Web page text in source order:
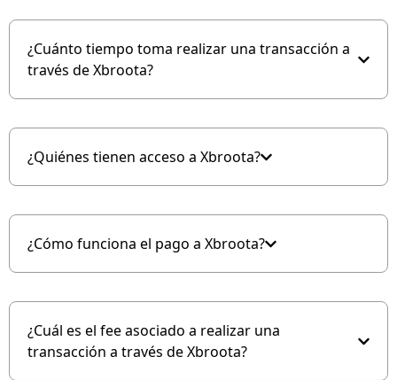
¿Cuánto tiempo toma realizar una transacción a
través de Xbroota?
¿Quiénes tienen acceso a Xbroota?
¿Cómo funciona el pago a Xbroota?
¿Cuál es el fee asociado a realizar una
transacción a través de Xbroota?